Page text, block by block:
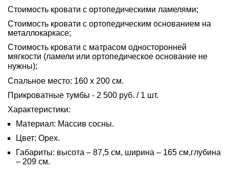
Стоимость кровати с ортопедическими ламелями;
Стоимость кровати с ортопедическим основанием на
металлокаркасе;
Стоимость кровати с матрасом односторонней
мягкости (ламели или ортопедическое основание не
нужны);
Спальное место: 160 х 200 см.
Прикроватные тумбы - 2 500 руб. / 1 шт.
Характеристики:
Материал: Массив сосны.
Цвет: Орех.
Габариты: высота – 87,5 см, ширина – 165 см,глубина
– 209 см.